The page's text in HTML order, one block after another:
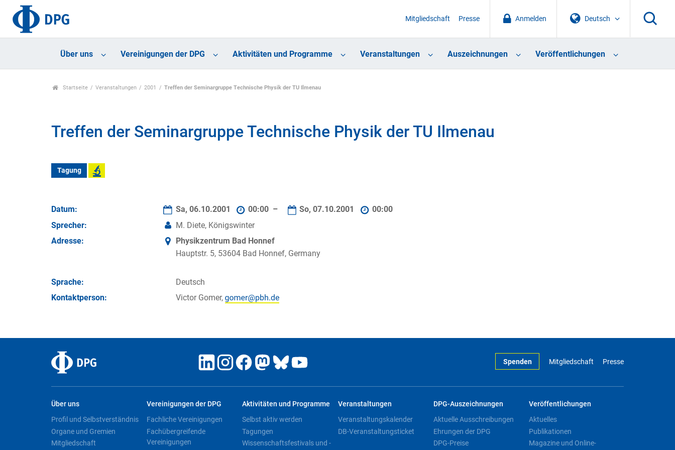
Deutsch
Anmelden
Mitgliedschaft Presse
Über uns Vereinigungen der DPG Aktivitäten und Programme Veranstaltungen Auszeichnungen Veröffentlichungen
Startseite Veranstaltungen 2001 Treffen der Seminargruppe Technische Physik der TU Ilmenau
Treffen der Seminargruppe Technische Physik der TU Ilmenau
Tagung
Datum: Sa, 06.10.2001 00:00 – So, 07.10.2001
00:00
Sprecher:
M. Diete, Königswinter
Adresse:
Physikzentrum Bad Honnef
Hauptstr. 5, 53604 Bad Honnef, Germany
Sprache:
Deutsch
Kontakt­person:
Victor Gomer,
Spenden Mitgliedschaft Presse
Über uns
Profil und Selbstverständnis
Organe und Gremien
Mitgliedschaft
Vereinigungen der DPG
Fachliche Vereinigungen
Fachübergreifende
Vereinigungen
Aktivitäten und Programme
Selbst aktiv werden
Tagungen
Wissenschaftsfestivals und -
Veranstaltungen
Veranstaltungskalender
DB-Veranstaltungsticket
DPG-Auszeichnungen
Aktuelle Ausschreibungen
Ehrungen der DPG
DPG-Preise
Veröffentlichungen
Aktuelles
Publikationen
Magazine und Online-